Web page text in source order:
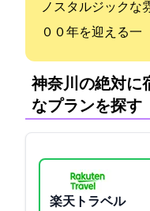
ノスタルジックな
００年を迎える一
神奈川の絶対に
なプランを探す
楽天トラベル